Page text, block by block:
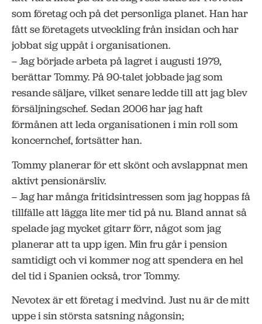
som företag och på det personliga planet. Han har
fått se företagets utveckling från insidan och har
jobbat sig uppåt i organisationen.
– Jag började arbeta på lagret i augusti 1979,
berättar Tommy. På 90-talet jobbade jag som
resande säljare, vilket senare ledde till att jag blev
försäljningschef. Sedan 2006 har jag haft
förmånen att leda organisationen i min roll som
koncernchef, fortsätter han.
Tommy planerar för ett skönt och avslappnat men
aktivt pensionärsliv.
– Jag har många fritidsintressen som jag hoppas få
tillfälle att lägga lite mer tid på nu. Bland annat så
spelade jag mycket gitarr förr, något som jag
planerar att ta upp igen. Min fru går i pension
samtidigt och vi kommer nog att spendera en hel
del tid i Spanien också, tror Tommy.
Nevotex är ett företag i medvind. Just nu är de mitt
uppe i sin största satsning någonsin;